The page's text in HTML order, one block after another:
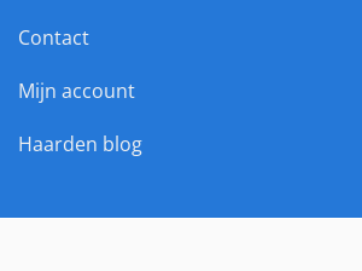
Contact
Mijn account
Haarden blog